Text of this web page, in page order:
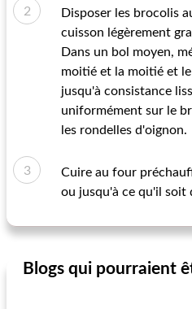
Disposer les brocolis
cuisson légèrement
Dans un bol moyen,
moitié et la moitié et
jusqu'à consistance
uniformément sur le
les rondelles d'oignon.
Cuire au four
ou jusqu'à ce qu'il soit
Blogs qui pourraient